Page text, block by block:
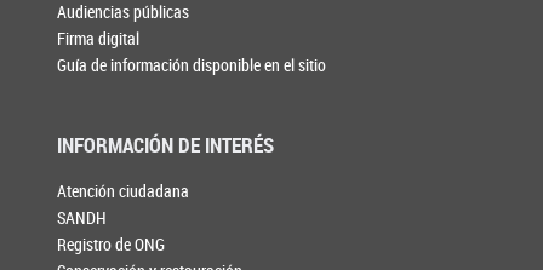
Audiencias públicas
Firma digital
Guía de información disponible en el sitio
INFORMACIÓN DE INTERÉS
Atención ciudadana
SANDH
Registro de ONG